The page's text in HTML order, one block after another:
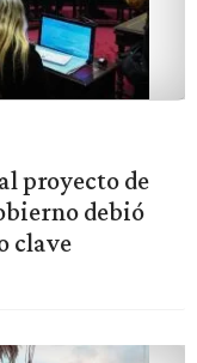
proyecto de
debió
clave